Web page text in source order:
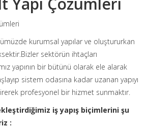
kurumsal yapılar ve oluştururkan
sektörün ihtaçları
yapının bir bütünü olarak ele alarak
sistem odasına kadar uzanan yapıyı
profesyonel bir hizmet sunmaktır.
iş yapış biçimlerini şu
: